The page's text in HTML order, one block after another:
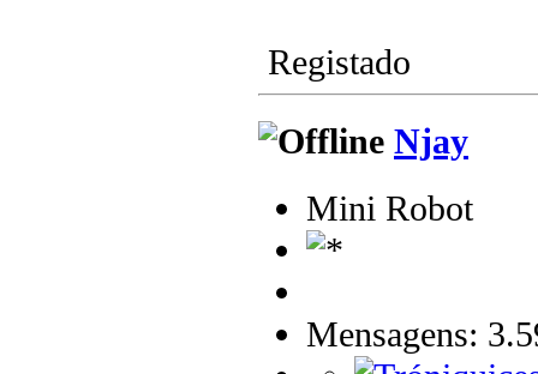
Registado
Njay
Mini Robot
Mensagens: